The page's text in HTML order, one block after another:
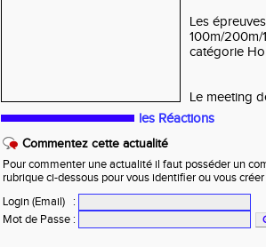
Les
100m/200m/
catégorie
Le meeting
les Réactions
Commentez cette actualité
Pour commenter une actualité il faut posséder un
rubrique ci-dessous pour vous identifier ou vous
Login (Email)
:
Mot de Passe :